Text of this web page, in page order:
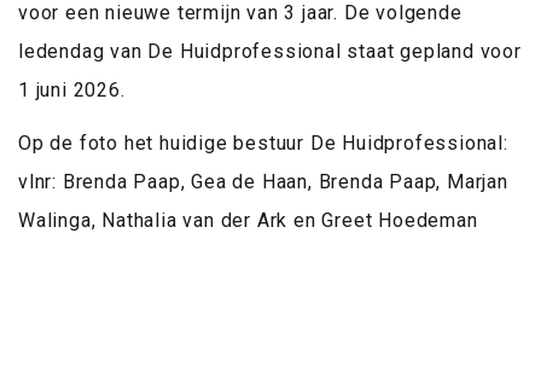
voor een nieuwe termijn van 3 jaar. De volgende
ledendag van De Huidprofessional staat gepland voor
1 juni 2026.
Op de foto het huidige bestuur De Huidprofessional:
vlnr: Brenda Paap, Gea de Haan, Brenda Paap, Marjan
Walinga, Nathalia van der Ark en Greet Hoedeman